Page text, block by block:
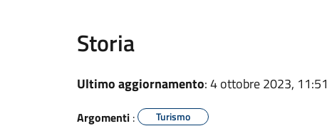
Storia
Ultimo aggiornamento: 4 ottobre 2023, 11:51
Argomenti : Turismo